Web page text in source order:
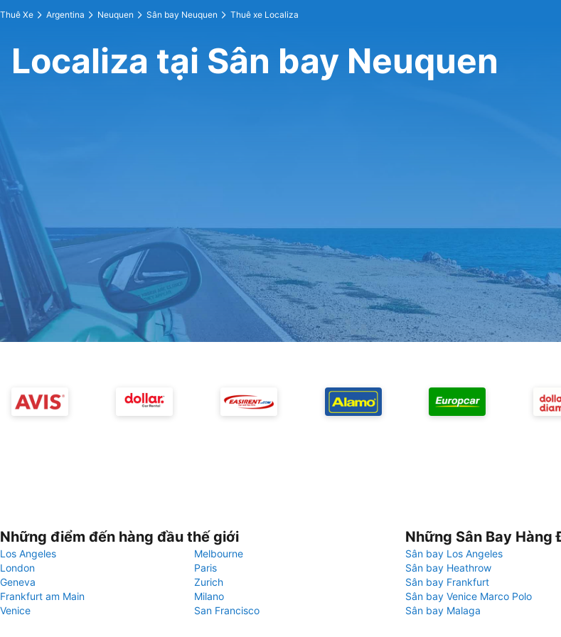
Thuê Xe Argentina Neuquen Sân bay Neuquen Thuê xe Localiza
Localiza tại Sân bay Neuquen
Những điểm đến hàng đầu thế giới
Los Angeles
Melbourne
London
Paris
Geneva
Zurich
Frankfurt am Main
Milano
Venice
San Francisco
Những Sân Bay Hàng
Sân bay Los Angeles
Sân bay Heathrow
Sân bay Frankfurt
Sân bay Venice Marco Polo
Sân bay Malaga